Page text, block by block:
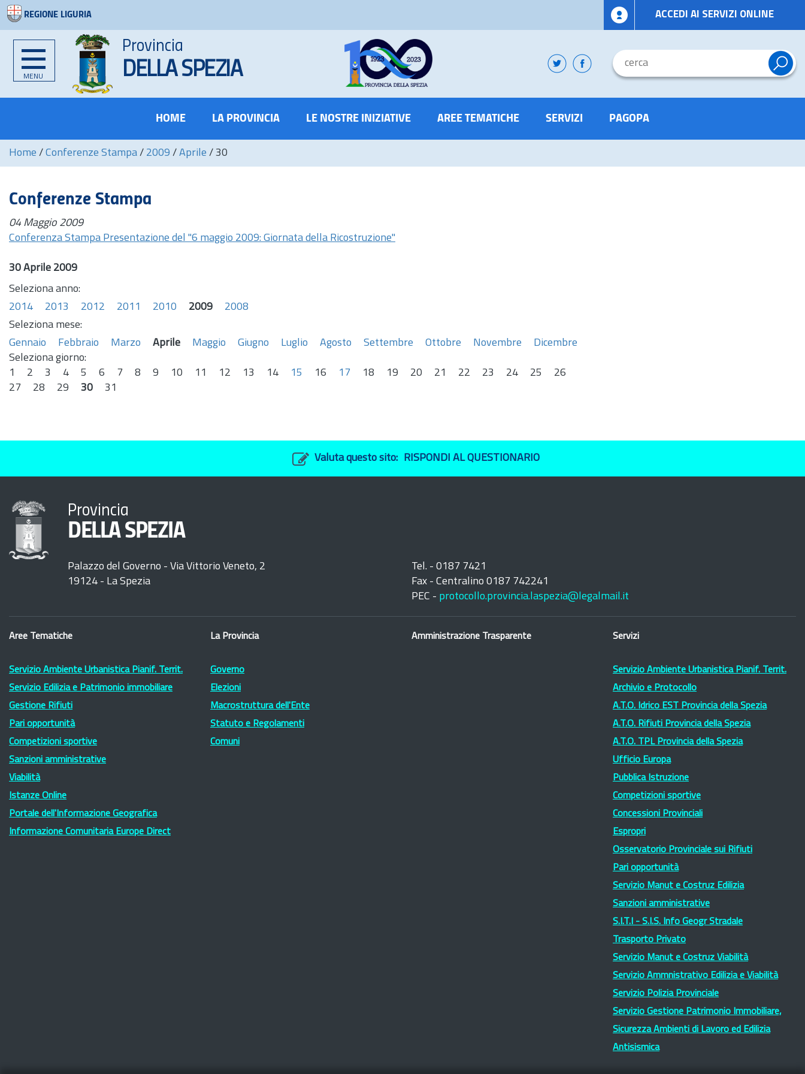
REGIONE LIGURIA ACCEDI AI SERVIZI ONLINE
MENU
Provincia
DELLA SPEZIA
HOME LA PROVINCIA LE NOSTRE INIZIATIVE AREE TEMATICHE SERVIZI PAGOPA
Home / Conferenze Stampa / 2009 / Aprile / 30
Conferenze Stampa
04 Maggio 2009
Conferenza Stampa Presentazione del "6 maggio 2009: Giornata della Ricostruzione"
30 Aprile 2009
Seleziona anno:
2014
2013 2012 2011 2010 2009
2008
Seleziona mese:
Gennaio
Febbraio Marzo Aprile Maggio Giugno Luglio Agosto Settembre Ottobre Novembre
Dicembre
Seleziona giorno:
1
2 3 4 5 6 7 8 9 10 11 12 13 14 15 16 17 18 19 20 21 22 23 24 25
26
27
28 29 30 31
Valuta questo sito: RISPONDI AL QUESTIONARIO
Provincia
DELLA SPEZIA
Palazzo del Governo - Via Vittorio Veneto, 2
19124 - La Spezia
Tel. - 0187 7421
Fax - Centralino 0187 742241
PEC - protocollo.provincia.laspezia@legalmail.it
Aree Tematiche
Servizio Ambiente Urbanistica Pianif. Territ.
Servizio Edilizia e Patrimonio immobiliare
Gestione Rifiuti
Pari opportunità
Competizioni sportive
Sanzioni amministrative
Viabilità
Istanze Online
Portale dell'Informazione Geografica
Informazione Comunitaria Europe Direct
La Provincia
Governo
Elezioni
Macrostruttura dell'Ente
Statuto e Regolamenti
Comuni
Amministrazione Trasparente Servizi
Servizio Ambiente Urbanistica Pianif. Territ.
Archivio e Protocollo
A.T.O. Idrico EST Provincia della Spezia
A.T.O. Rifiuti Provincia della Spezia
A.T.O. TPL Provincia della Spezia
Ufficio Europa
Pubblica Istruzione
Competizioni sportive
Concessioni Provinciali
Espropri
Osservatorio Provinciale sui Rifiuti
Pari opportunità
Servizio Manut e Costruz Edilizia
Sanzioni amministrative
S.I.T.I - S.I.S. Info Geogr Stradale
Trasporto Privato
Servizio Manut e Costruz Viabilità
Servizio Ammnistrativo Edilizia e Viabilità
Servizio Polizia Provinciale
Servizio Gestione Patrimonio Immobiliare,
Sicurezza Ambienti di Lavoro ed Edilizia
Antisismica